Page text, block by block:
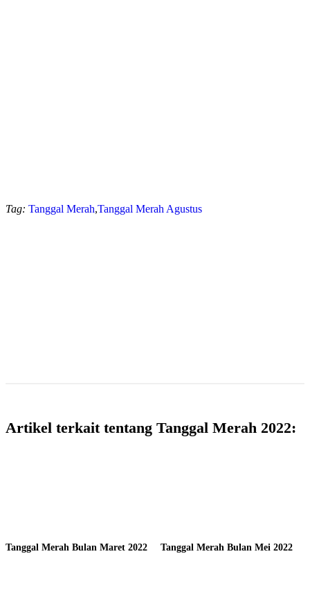
Tag: Tanggal Merah,Tanggal Merah Agustus
Artikel terkait tentang Tanggal Merah 2022:
Tanggal Merah Bulan Maret 2022 Tanggal Merah Bulan Mei 2022